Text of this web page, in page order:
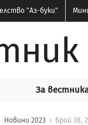
"Аз-буки"
За
Новини 2023 Брой 38,